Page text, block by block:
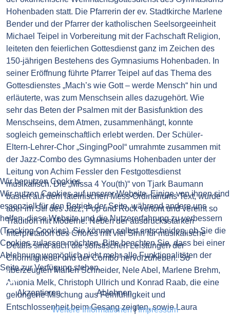
Hohenbaden statt. Die Pfarrerin der ev. Stadtkirche Marlene
Bender und der Pfarrer der katholischen Seelsorgeeinheit
Michael Teipel in Vorbereitung mit der Fachschaft Religion,
leiteten den feierlichen Gottesdienst ganz im Zeichen des
150-jährigen Bestehens des Gymnasiums Hohenbaden. In
seiner Eröffnung führte Pfarrer Teipel auf das Thema des
Gottesdienstes „Mach’s wie Gott – werde Mensch“ hin und
erläuterte, was zum Menschsein alles dazugehört. Wie
sehr das Beten der Psalmen mit der Basisfunktion des
Menschseins, dem Atmen, zusammenhängt, konnte
sogleich gemeinschaftlich erlebt werden. Der Schüler-
Eltern-Lehrer-Chor „SingingPool“ umrahmte zusammen mit
der Jazz-Combo des Gymnasiums Hohenbaden unter der
Leitung von Achim Fessler den Festgottesdienst
musikalisch. Die „Missa 4 You(th)“ von Tjark Baumann
basiert auf dem lateinischen Mess-Ordinariums Text, wurde
aber im Stil des Jazz, Pop und Rock vertont und vereint so
Tradition mit Moderne. Neben der ausdrucksstarken
Interpretation des Chores mit viel Sinn für musikalische
Details sind auch die solistischen Leistungen der
Chormitglieder und der Combo hervorzuheben. So
überzeugten Marlen Schneider, Nele Abel, Marlene Brehm,
Antonia Melk, Christoph Ullrich und Konrad Raab, die eine
gelungene Mischung aus Feinfühligkeit und
Entschlossenheit beim Gesang zeigten, sowie Laura
Wir benutzen Cookies
Wir nutzen Cookies auf unserer Website. Einige von ihnen sind
essenziell für den Betrieb der Seite, während andere uns
helfen, diese Website und die Nutzererfahrung zu verbessern
(Tracking Cookies). Sie können selbst entscheiden, ob Sie die
Cookies zulassen möchten. Bitte beachten Sie, dass bei einer
Ablehnung womöglich nicht mehr alle Funktionalitäten der
Seite zur Verfügung stehen.
Akzeptieren
Ablehnen
Weitere Informationen|Impressum